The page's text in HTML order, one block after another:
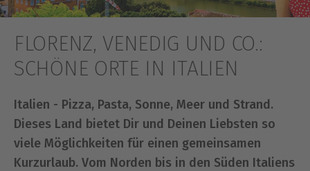
FLORENZ, VENEDIG UND CO.:
SCHÖNE ORTE IN ITALIEN
Italien - Pizza, Pasta, Sonne, Meer und Strand.
Dieses Land bietet Dir und Deinen Liebsten so
viele Möglichkeiten für einen gemeinsamen
Kurzurlaub. Vom Norden bis in den Süden Italiens